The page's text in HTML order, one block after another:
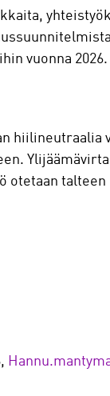
vuonna 2026.
hiilineutraalia
otetaan